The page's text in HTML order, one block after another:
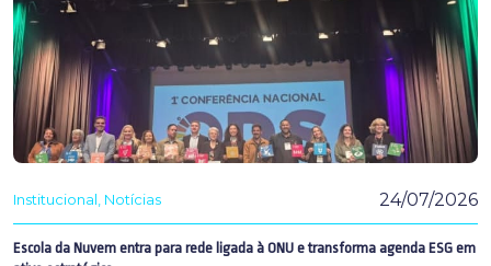
Institucional Notícias 24/07/2026
Escola da Nuvem entra para rede ligada à ONU e transforma agenda ESG em